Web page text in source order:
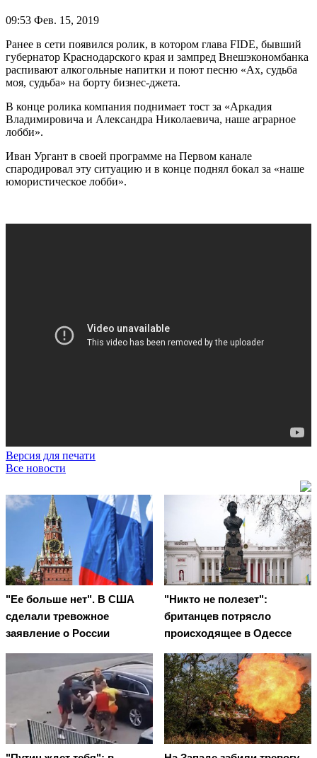
09:53 Фев. 15, 2019
Ранее в сети появился ролик, в котором глава FIDE, бывший
губернатор Краснодарского края и зампред Внешэкономбанка
распивают алкогольные напитки и поют песню «Ах, судьба
моя, судьба» на борту бизнес-джета.
В конце ролика компания поднимает тост за «Аркадия
Владимировича и Александра Николаевича, наше аграрное
лобби».
Иван Ургант в своей программе на Первом канале
спародировал эту ситуацию и в конце поднял бокал за «наше
юмористическое лобби».
Версия для печати
Все новости
"Ее больше нет". В США
сделали тревожное
заявление о России
"Никто не полезет":
британцев потрясло
происходящее в Одессе